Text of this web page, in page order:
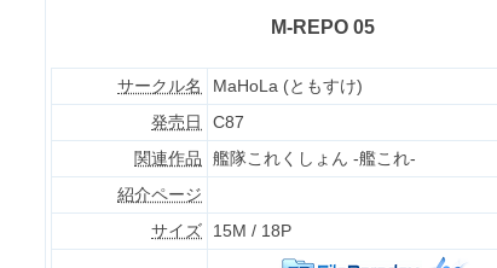
M-REPO 05
サークル名
MaHoLa (ともすけ)
発売日
C87
関連作品
艦隊これくしょん -艦これ-
紹介ページ
サイズ
15M / 18P